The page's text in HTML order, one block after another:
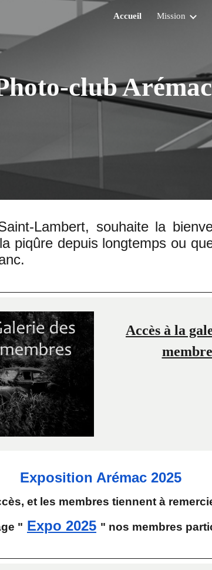
Skip to
Accueil Mission
club Arémac
Lambert, souhaite la
piqûre depuis longtemps ou
Accès à la
Exposition Arémac 2025
et les membres tiennent à
" Expo 2025 " nos membres